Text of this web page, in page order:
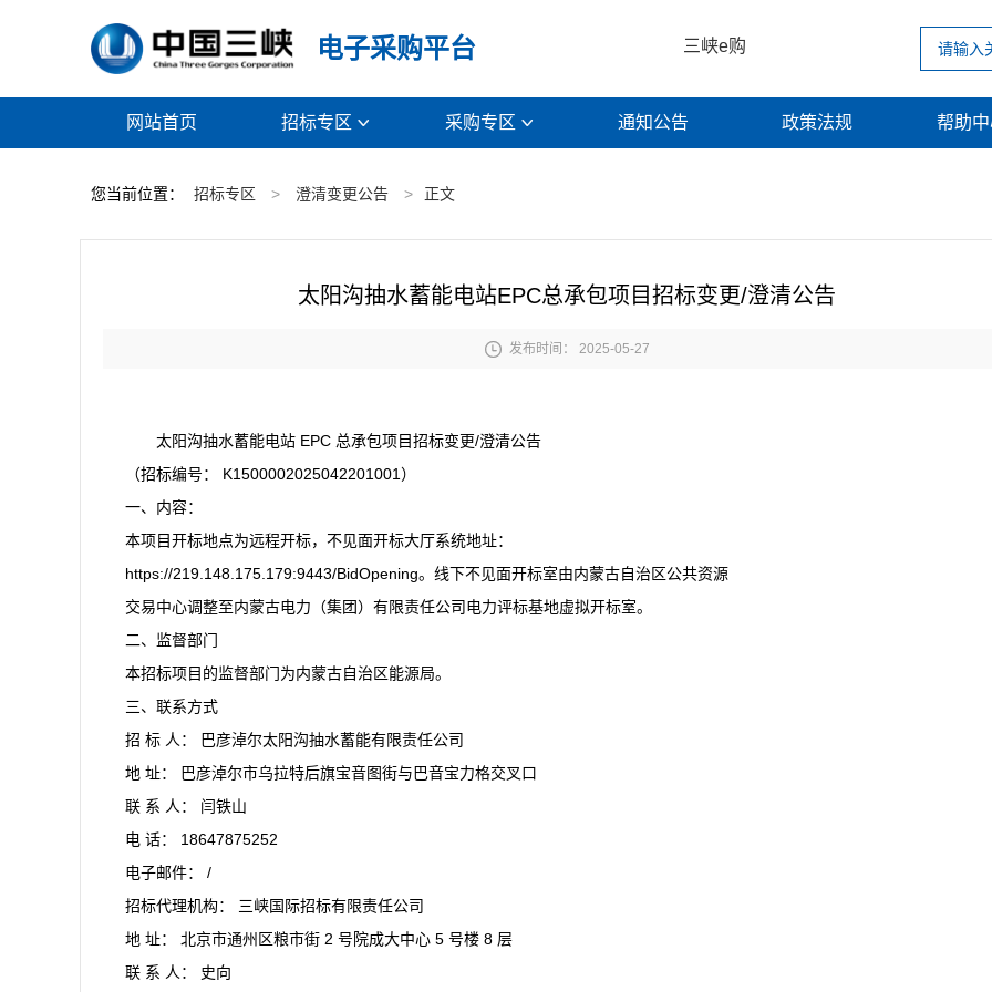
电子采购平台 三峡e购
网站首页 招标专区  采购专区  通知公告 政策法规 帮助
您当前位置： 招标专区 > 澄清变更公告 > 正文
太阳沟抽水蓄能电站EPC总承包项目招标变更/澄清公告
 发布时间： 2025-05-27
太阳沟抽水蓄能电站 EPC 总承包项目招标变更/澄清公告
（招标编号： K1500002025042201001）
一、内容：
本项目开标地点为远程开标，不见面开标大厅系统地址：
https://219.148.175.179:9443/BidOpening。线下不见面开标室由内蒙古自治区公共资源
交易中心调整至内蒙古电力（集团）有限责任公司电力评标基地虚拟开标室。
二、监督部门
本招标项目的监督部门为内蒙古自治区能源局。
三、联系方式
招 标 人： 巴彦淖尔太阳沟抽水蓄能有限责任公司
地 址： 巴彦淖尔市乌拉特后旗宝音图街与巴音宝力格交叉口
联 系 人： 闫铁山
电 话： 18647875252
电子邮件： /
招标代理机构： 三峡国际招标有限责任公司
地 址： 北京市通州区粮市街 2 号院成大中心 5 号楼 8 层
联 系 人： 史向